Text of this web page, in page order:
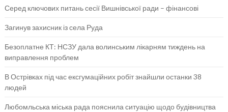
Серед ключових питань сесії Вишнівської ради – фінансові
Загинув захисник із села Руда
Безоплатне КТ: НСЗУ дала волинським лікарням тиждень на
виправлення проблем
В Острівках під час ексгумаційних робіт знайшли останки 38
людей
Любомльська міська рада пояснила ситуацію щодо будівництва